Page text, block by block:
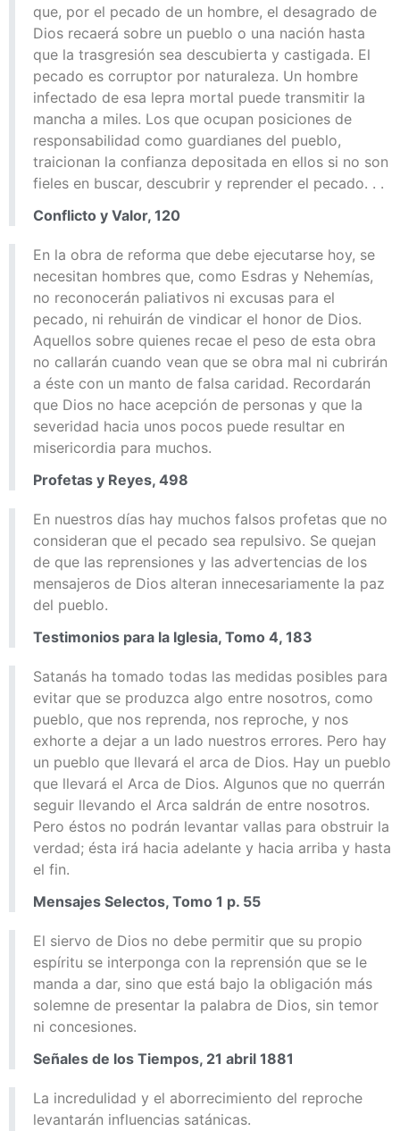
que, por el pecado de un hombre, el desagrado de
Dios recaerá sobre un pueblo o una nación hasta
que la trasgresión sea descubierta y castigada. El
pecado es corruptor por naturaleza. Un hombre
infectado de esa lepra mortal puede transmitir la
mancha a miles. Los que ocupan posiciones de
responsabilidad como guardianes del pueblo,
traicionan la confianza depositada en ellos si no son
fieles en buscar, descubrir y reprender el pecado. . .
Conflicto y Valor, 120
En la obra de reforma que debe ejecutarse hoy, se
necesitan hombres que, como Esdras y Nehemías,
no reconocerán paliativos ni excusas para el
pecado, ni rehuirán de vindicar el honor de Dios.
Aquellos sobre quienes recae el peso de esta obra
no callarán cuando vean que se obra mal ni cubrirán
a éste con un manto de falsa caridad. Recordarán
que Dios no hace acepción de personas y que la
severidad hacia unos pocos puede resultar en
misericordia para muchos.
Profetas y Reyes, 498
En nuestros días hay muchos falsos profetas que no
consideran que el pecado sea repulsivo. Se quejan
de que las reprensiones y las advertencias de los
mensajeros de Dios alteran innecesariamente la paz
del pueblo.
Testimonios para la Iglesia, Tomo 4, 183
Satanás ha tomado todas las medidas posibles para
evitar que se produzca algo entre nosotros, como
pueblo, que nos reprenda, nos reproche, y nos
exhorte a dejar a un lado nuestros errores. Pero hay
un pueblo que llevará el arca de Dios. Hay un pueblo
que llevará el Arca de Dios. Algunos que no querrán
seguir llevando el Arca saldrán de entre nosotros.
Pero éstos no podrán levantar vallas para obstruir la
verdad; ésta irá hacia adelante y hacia arriba y hasta
el fin.
Mensajes Selectos, Tomo 1 p. 55
El siervo de Dios no debe permitir que su propio
espíritu se interponga con la reprensión que se le
manda a dar, sino que está bajo la obligación más
solemne de presentar la palabra de Dios, sin temor
ni concesiones.
Señales de los Tiempos, 21 abril 1881
La incredulidad y el aborrecimiento del reproche
levantarán influencias satánicas.